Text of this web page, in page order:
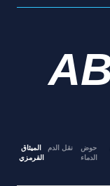
الميثاق
القرمزي
نقل الدم
حوض
الدماء